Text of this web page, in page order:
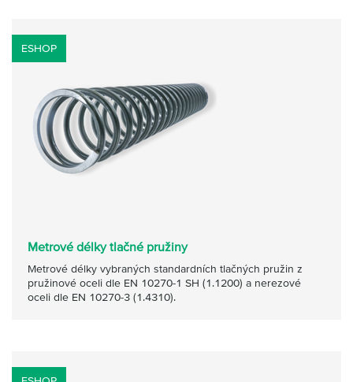
ESHOP
Metrové délky tlačné pružiny
Metrové délky vybraných standardních tlačných pružin z
pružinové oceli dle EN 10270-1 SH (1.1200) a nerezové
oceli dle EN 10270-3 (1.4310).